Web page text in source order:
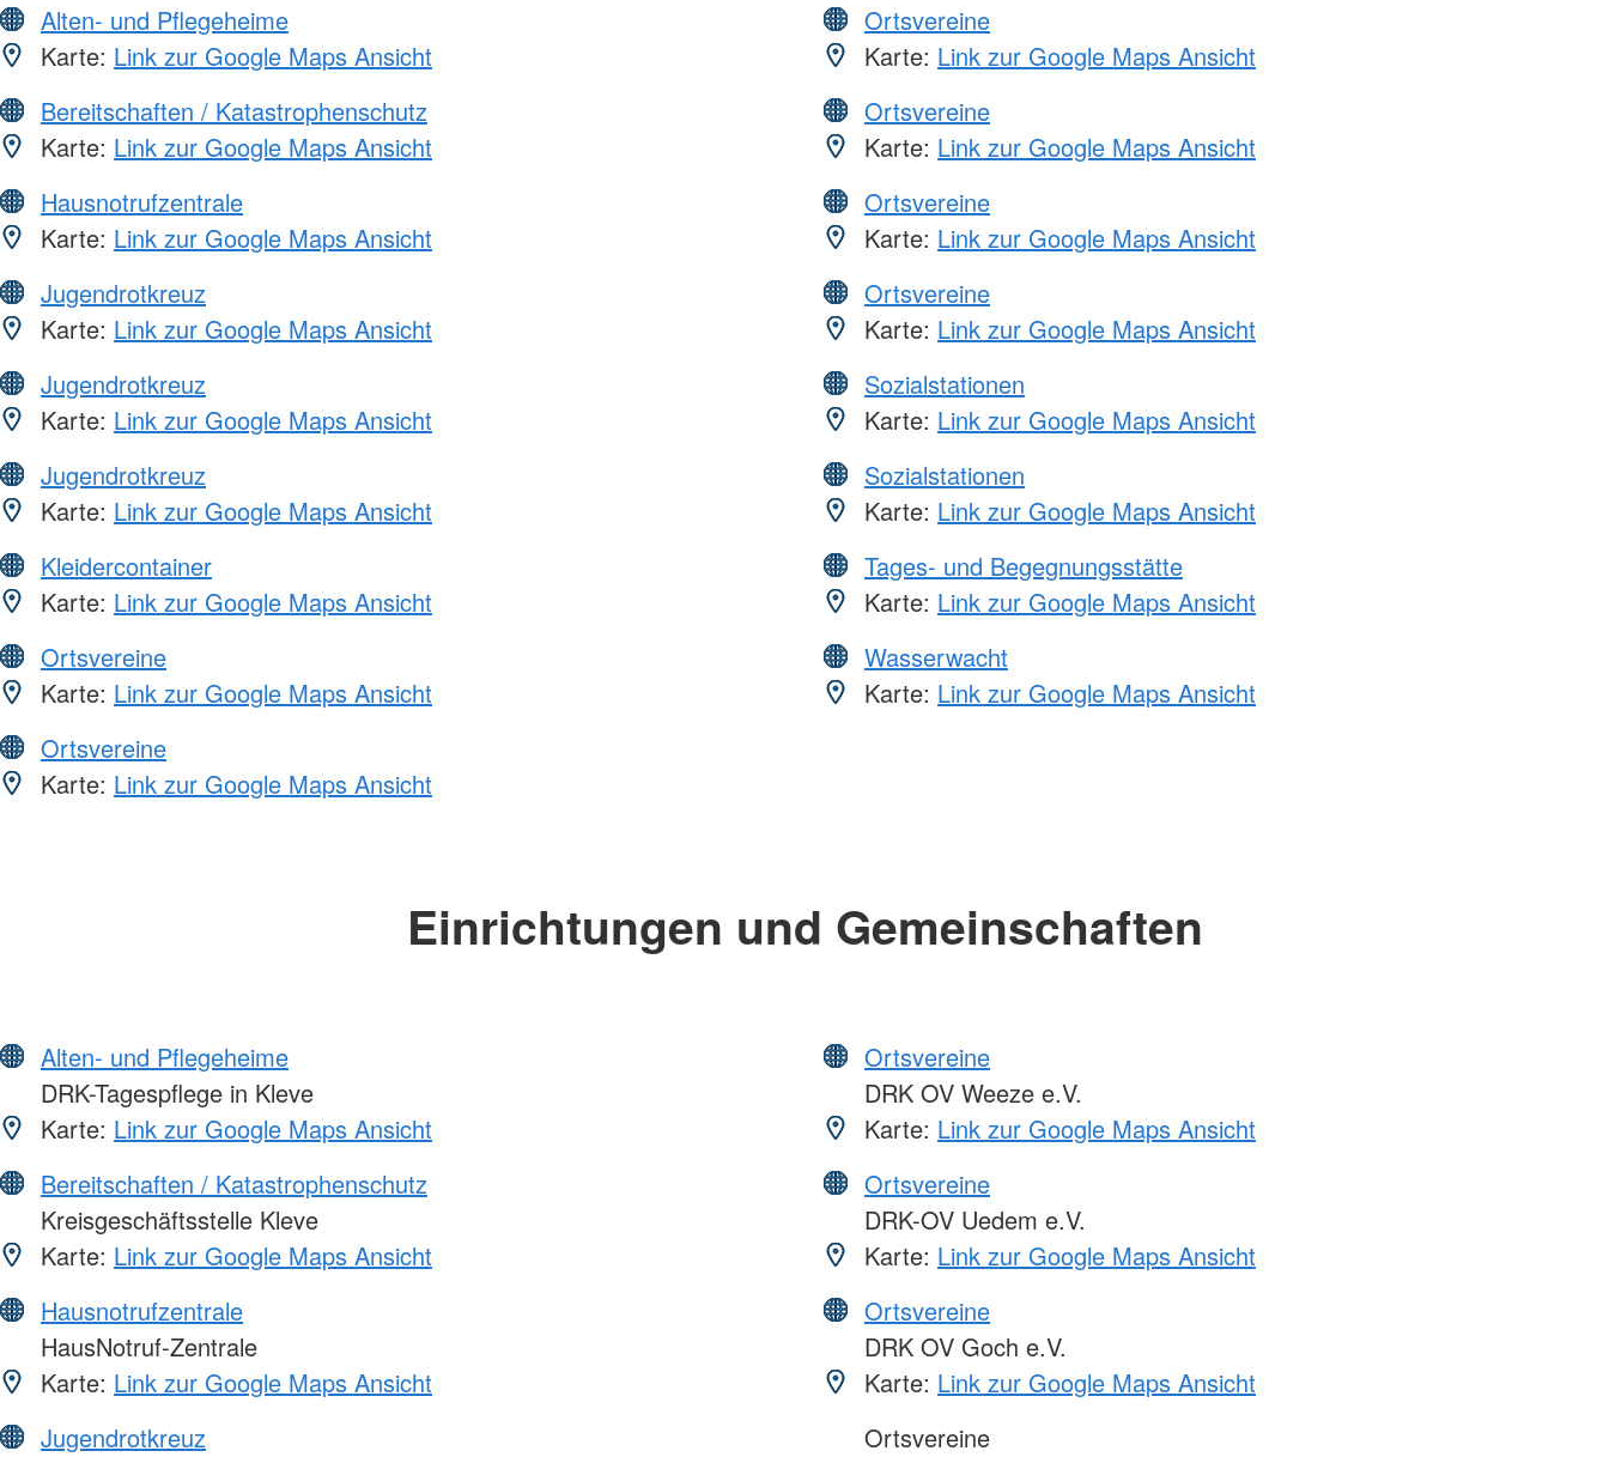
Alten- und Pflegeheime
Karte: Link zur Google Maps Ansicht
Bereitschaften / Katastrophenschutz
Karte: Link zur Google Maps Ansicht
Hausnotrufzentrale
Karte: Link zur Google Maps Ansicht
Jugendrotkreuz
Karte: Link zur Google Maps Ansicht
Jugendrotkreuz
Karte: Link zur Google Maps Ansicht
Jugendrotkreuz
Karte: Link zur Google Maps Ansicht
Kleidercontainer
Karte: Link zur Google Maps Ansicht
Ortsvereine
Karte: Link zur Google Maps Ansicht
Ortsvereine
Karte: Link zur Google Maps Ansicht
Ortsvereine
Karte: Link zur Google Maps Ansicht
Ortsvereine
Karte: Link zur Google Maps Ansicht
Ortsvereine
Karte: Link zur Google Maps Ansicht
Ortsvereine
Karte: Link zur Google Maps Ansicht
Sozialstationen
Karte: Link zur Google Maps Ansicht
Sozialstationen
Karte: Link zur Google Maps Ansicht
Tages- und Begegnungsstätte
Karte: Link zur Google Maps Ansicht
Wasserwacht
Karte: Link zur Google Maps Ansicht
Einrichtungen und Gemeinschaften
Alten- und Pflegeheime
DRK-Tagespflege in Kleve
Karte: Link zur Google Maps Ansicht
Bereitschaften / Katastrophenschutz
Kreisgeschäftsstelle Kleve
Karte: Link zur Google Maps Ansicht
Hausnotrufzentrale
HausNotruf-Zentrale
Karte: Link zur Google Maps Ansicht
Jugendrotkreuz
Ortsvereine
DRK OV Weeze e.V.
Karte: Link zur Google Maps Ansicht
Ortsvereine
DRK-OV Uedem e.V.
Karte: Link zur Google Maps Ansicht
Ortsvereine
DRK OV Goch e.V.
Karte: Link zur Google Maps Ansicht
Ortsvereine